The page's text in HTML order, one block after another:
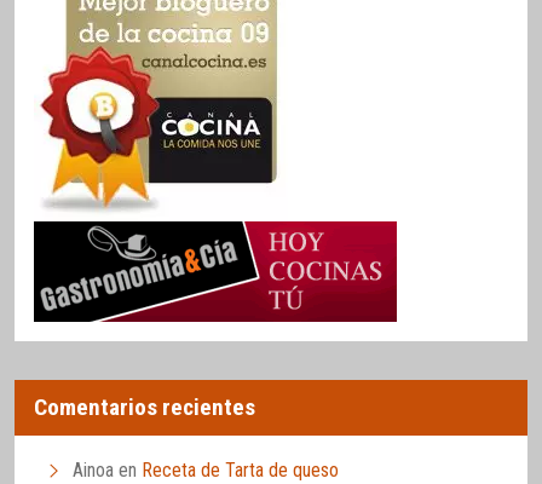
Comentarios recientes
Ainoa en Receta de Tarta de queso